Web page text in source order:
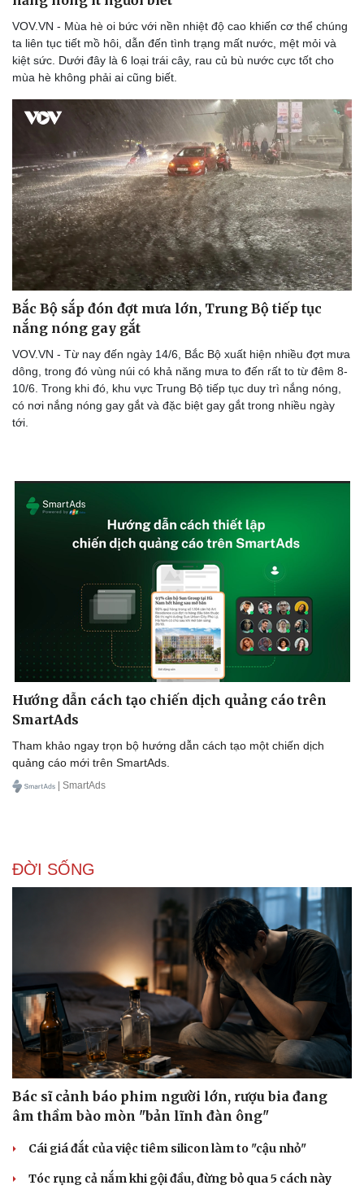
Doanh nghiệp
Thông tin doanh nghiệp
Doanh nghiệp 24h
Vì cộng đồng
Sành điệu
Tin Công nghệ
Trải nghiệm
Chuyển đổi số
VOV.VN - Mùa hè oi bức với nền nhiệt độ cao khiến cơ thể chúng
ta liên tục tiết mồ hôi, dẫn đến tình trạng mất nước, mệt mỏi và
kiệt sức. Dưới đây là 6 loại trái cây, rau củ bù nước cực tốt cho
mùa hè không phải ai cũng biết.
Bắc Bộ sắp đón đợt mưa lớn, Trung Bộ tiếp tục
nắng nóng gay gắt
VOV.VN - Từ nay đến ngày 14/6, Bắc Bộ xuất hiện nhiều đợt mưa
dông, trong đó vùng núi có khả năng mưa to đến rất to từ đêm 8-
10/6. Trong khi đó, khu vực Trung Bộ tiếp tục duy trì nắng nóng,
có nơi nắng nóng gay gắt và đặc biệt gay gắt trong nhiều ngày
tới.
Hướng dẫn cách tạo chiến dịch quảng cáo trên
SmartAds
Tham khảo ngay trọn bộ hướng dẫn cách tạo một chiến dịch
quảng cáo mới trên SmartAds.
| SmartAds
ĐỜI SỐNG
Bác sĩ cảnh báo phim người lớn, rượu bia đang
âm thầm bào mòn "bản lĩnh đàn ông"
Cái giá đắt của việc tiêm silicon làm to "cậu nhỏ"
Tóc rụng cả nắm khi gội đầu, đừng bỏ qua 5 cách này